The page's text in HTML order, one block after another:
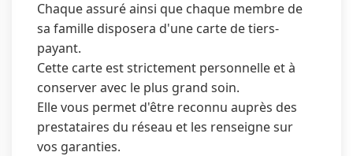
Chaque assuré ainsi que chaque membre de
sa famille disposera d'une carte de tiers-
payant.
Cette carte est strictement personnelle et à
conserver avec le plus grand soin.
Elle vous permet d'être reconnu auprès des
prestataires du réseau et les renseigne sur
vos garanties.